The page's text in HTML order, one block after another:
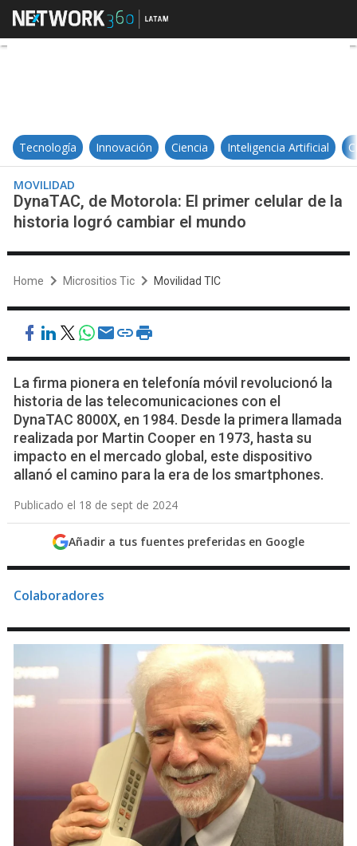
DynaTAC, de Motorola: El primer
Tecnología Innovación Ciencia Inteligencia Artificial
MOVILIDAD
DynaTAC, de Motorola: El primer celular de la
historia logró cambiar el mundo
Home Micrositios Tic Movilidad TIC
La firma pionera en telefonía móvil revolucionó la
historia de las telecomunicaciones con el
DynaTAC 8000X, en 1984. Desde la primera llamada
realizada por Martin Cooper en 1973, hasta su
impacto en el mercado global, este dispositivo
allanó el camino para la era de los smartphones.
Publicado el 18 de sept de 2024
Añadir a tus fuentes preferidas en Google
Colaboradores